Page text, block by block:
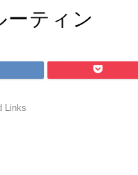
ーティン
Links